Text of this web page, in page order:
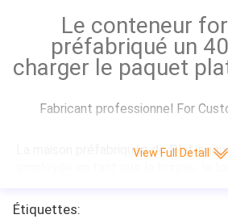
Le conteneur
préfabriqué un
charger le paquet
Fabricant professionnel For
La maison préfabriquée de Plat-
rencontrer les besoins du chantier de
View Full Detall
Étiquettes: